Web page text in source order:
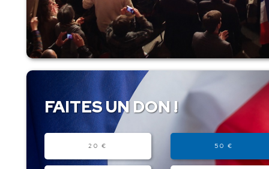
FAITES UN DON !
20 € 50 €